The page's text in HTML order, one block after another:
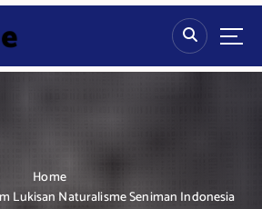
Home
Lukisan Naturalisme Seniman Indonesia